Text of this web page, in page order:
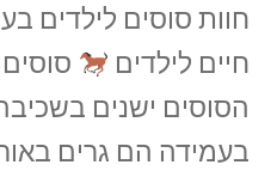
חוות סוסים לילדים
חיים לילדים
הסוסים ישנים
בעמידה הם גרים